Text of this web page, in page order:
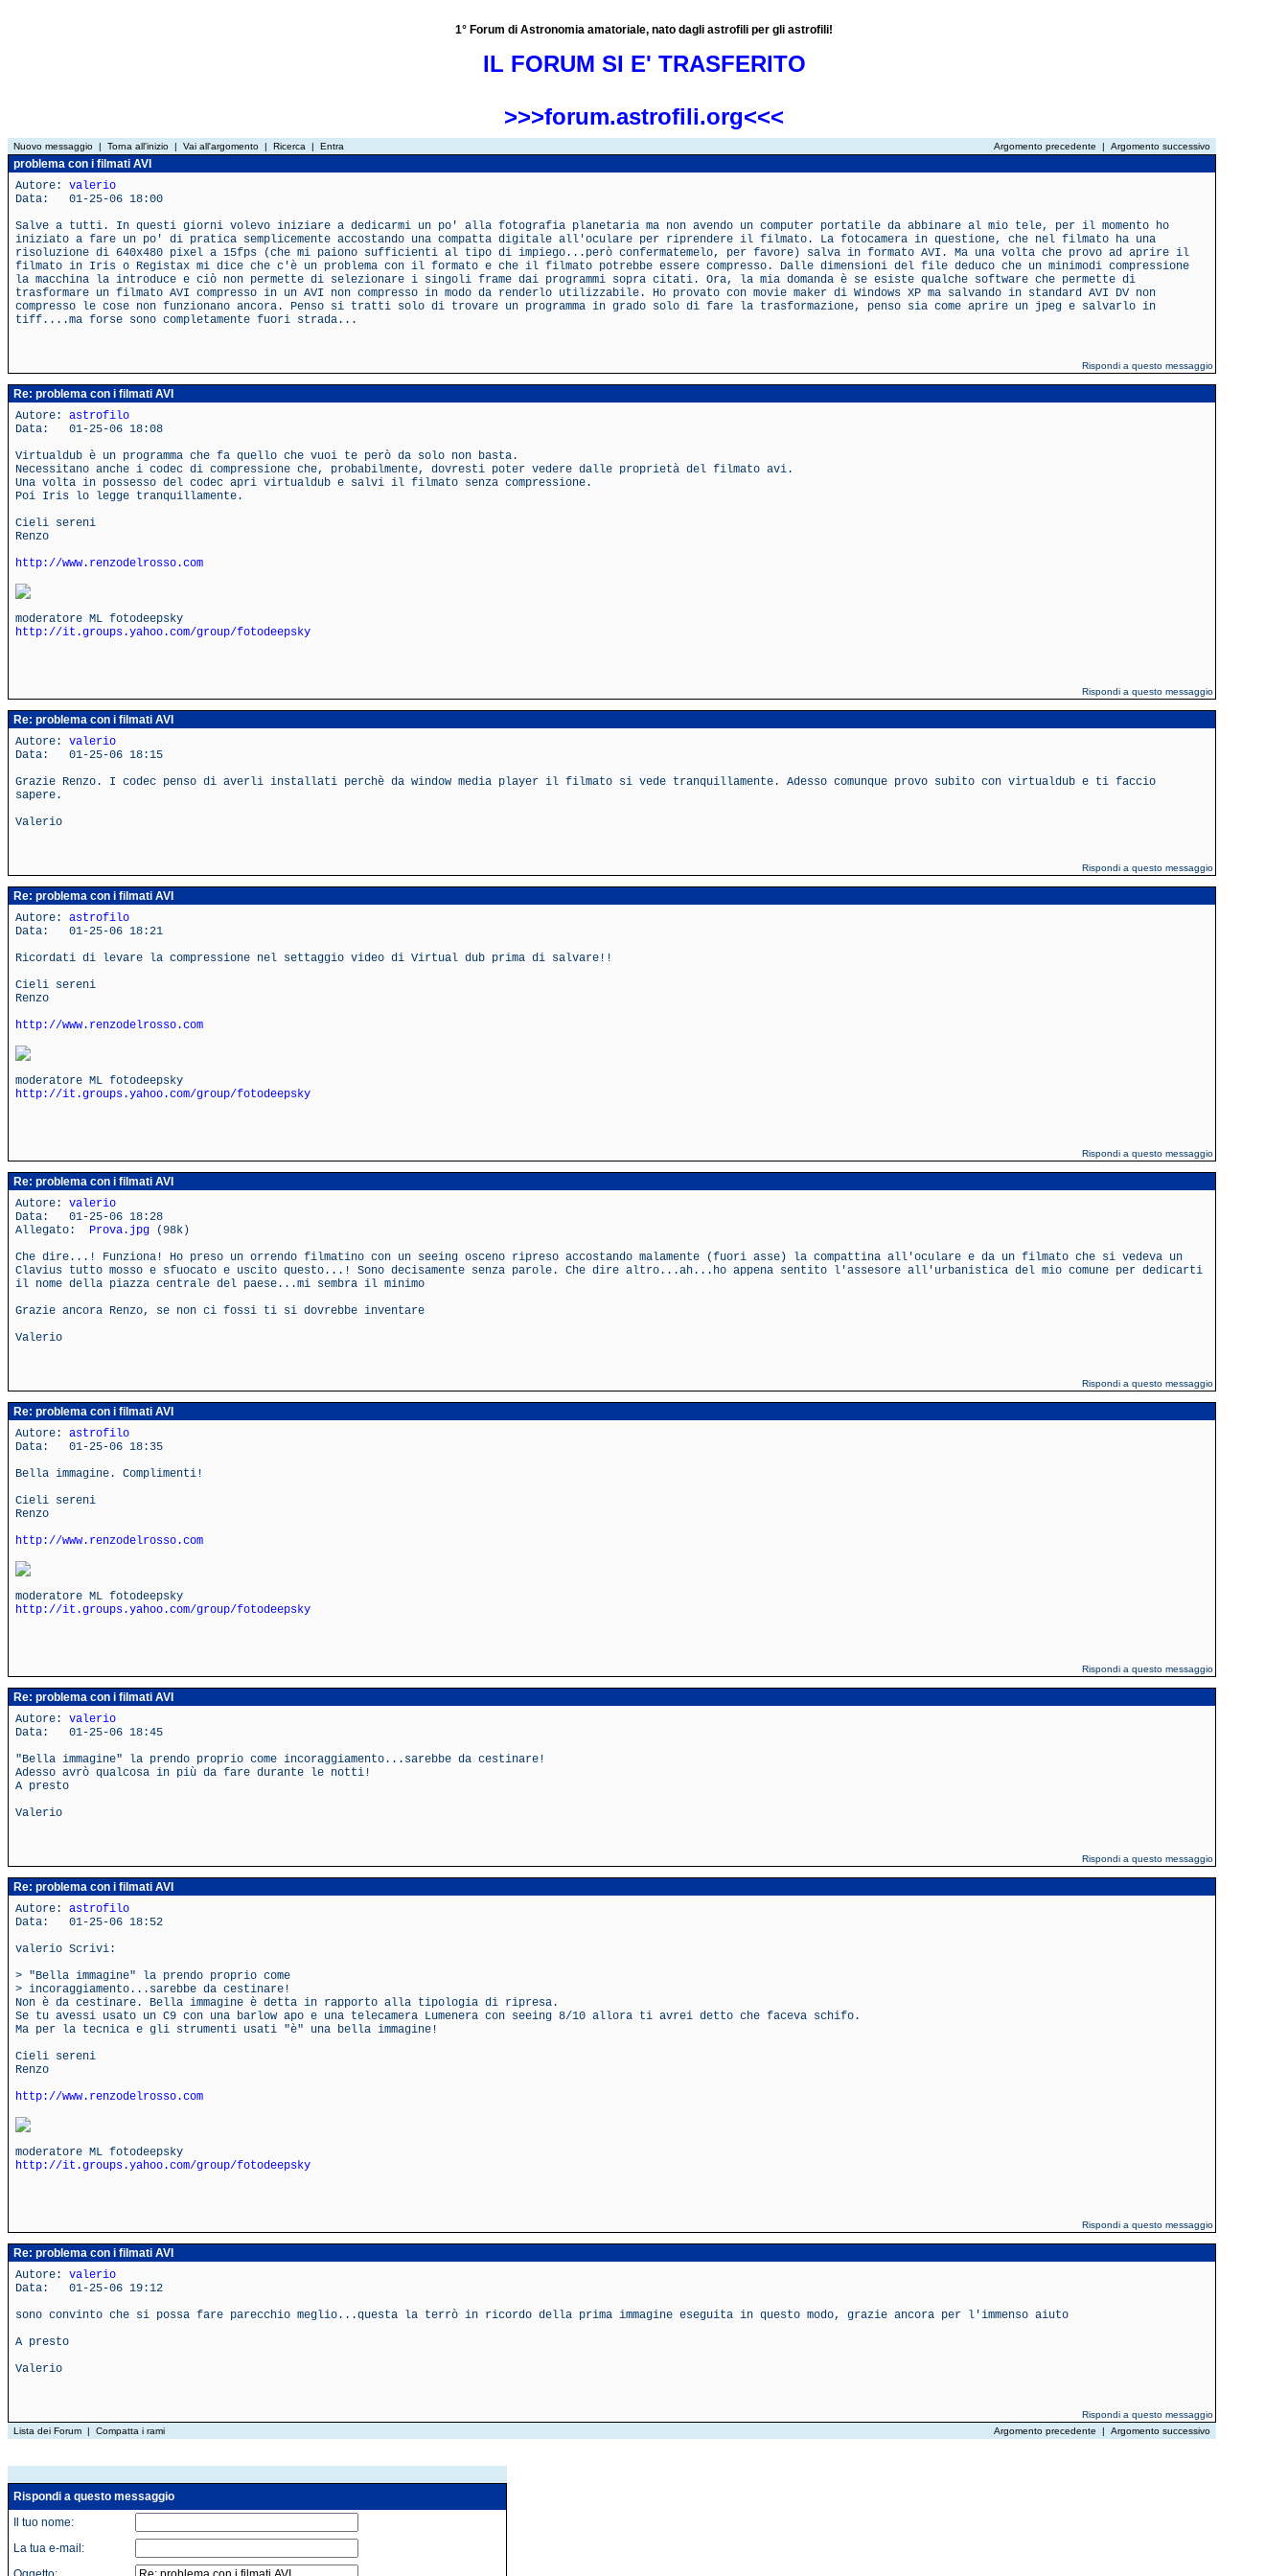
1° Forum di Astronomia amatoriale, nato dagli astrofili per gli astrofili!
IL FORUM SI E' TRASFERITO
>>>forum.astrofili.org<<<
Nuovo messaggio | Torna all'inizio | Vai all'argomento | Ricerca | Entra Argomento precedente | Argomento successivo
problema con i filmati AVI
Autore: valerio
Data: 01-25-06 18:00
Salve a tutti. In questi giorni volevo iniziare a dedicarmi un po' alla fotografia planetaria ma non avendo un computer portatile da abbinare al mio tele, per il momento ho
iniziato a fare un po' di pratica semplicemente accostando una compatta digitale all'oculare per riprendere il filmato. La fotocamera in questione, che nel filmato ha una
risoluzione di 640x480 pixel a 15fps (che mi paiono sufficienti al tipo di impiego...però confermatemelo, per favore) salva in formato AVI. Ma una volta che provo ad aprire il
filmato in Iris o Registax mi dice che c'è un problema con il formato e che il filmato potrebbe essere compresso. Dalle dimensioni del file deduco che un minimodi compressione
la macchina la introduce e ciò non permette di selezionare i singoli frame dai programmi sopra citati. Ora, la mia domanda è se esiste qualche software che permette di
trasformare un filmato AVI compresso in un AVI non compresso in modo da renderlo utilizzabile. Ho provato con movie maker di Windows XP ma salvando in standard AVI DV non
compresso le cose non funzionano ancora. Penso si tratti solo di trovare un programma in grado solo di fare la trasformazione, penso sia come aprire un jpeg e salvarlo in
tiff....ma forse sono completamente fuori strada...
Rispondi a questo messaggio
Re: problema con i filmati AVI
Autore: astrofilo
Data: 01-25-06 18:08
Virtualdub è un programma che fa quello che vuoi te però da solo non basta.
Necessitano anche i codec di compressione che, probabilmente, dovresti poter vedere dalle proprietà del filmato avi.
Una volta in possesso del codec apri virtualdub e salvi il filmato senza compressione.
Poi Iris lo legge tranquillamente.
Cieli sereni
Renzo
http://www.renzodelrosso.com
moderatore ML fotodeepsky
http://it.groups.yahoo.com/group/fotodeepsky
Rispondi a questo messaggio
Re: problema con i filmati AVI
Autore: valerio
Data: 01-25-06 18:15
Grazie Renzo. I codec penso di averli installati perchè da window media player il filmato si vede tranquillamente. Adesso comunque provo subito con virtualdub e ti faccio
sapere.
Valerio
Rispondi a questo messaggio
Re: problema con i filmati AVI
Autore: astrofilo
Data: 01-25-06 18:21
Ricordati di levare la compressione nel settaggio video di Virtual dub prima di salvare!!
Cieli sereni
Renzo
http://www.renzodelrosso.com
moderatore ML fotodeepsky
http://it.groups.yahoo.com/group/fotodeepsky
Rispondi a questo messaggio
Re: problema con i filmati AVI
Autore: valerio
Data: 01-25-06 18:28
Allegato: Prova.jpg (98k)
Che dire...! Funziona! Ho preso un orrendo filmatino con un seeing osceno ripreso accostando malamente (fuori asse) la compattina all'oculare e da un filmato che si vedeva un
Clavius tutto mosso e sfuocato e uscito questo...! Sono decisamente senza parole. Che dire altro...ah...ho appena sentito l'assesore all'urbanistica del mio comune per dedicarti
il nome della piazza centrale del paese...mi sembra il minimo
Grazie ancora Renzo, se non ci fossi ti si dovrebbe inventare
Valerio
Rispondi a questo messaggio
Re: problema con i filmati AVI
Autore: astrofilo
Data: 01-25-06 18:35
Bella immagine. Complimenti!
Cieli sereni
Renzo
http://www.renzodelrosso.com
moderatore ML fotodeepsky
http://it.groups.yahoo.com/group/fotodeepsky
Rispondi a questo messaggio
Re: problema con i filmati AVI
Autore: valerio
Data: 01-25-06 18:45
"Bella immagine" la prendo proprio come incoraggiamento...sarebbe da cestinare!
Adesso avrò qualcosa in più da fare durante le notti!
A presto
Valerio
Rispondi a questo messaggio
Re: problema con i filmati AVI
Autore: astrofilo
Data: 01-25-06 18:52
valerio Scrivi:
> "Bella immagine" la prendo proprio come
> incoraggiamento...sarebbe da cestinare!
Non è da cestinare. Bella immagine è detta in rapporto alla tipologia di ripresa.
Se tu avessi usato un C9 con una barlow apo e una telecamera Lumenera con seeing 8/10 allora ti avrei detto che faceva schifo.
Ma per la tecnica e gli strumenti usati "è" una bella immagine!
Cieli sereni
Renzo
http://www.renzodelrosso.com
moderatore ML fotodeepsky
http://it.groups.yahoo.com/group/fotodeepsky
Rispondi a questo messaggio
Re: problema con i filmati AVI
Autore: valerio
Data: 01-25-06 19:12
sono convinto che si possa fare parecchio meglio...questa la terrò in ricordo della prima immagine eseguita in questo modo, grazie ancora per l'immenso aiuto
A presto
Valerio
Rispondi a questo messaggio
Lista dei Forum | Compatta i rami Argomento precedente | Argomento successivo
Rispondi a questo messaggio
Il tuo nome:
La tua e-mail: